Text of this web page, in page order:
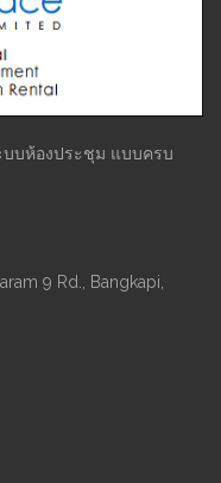
บบห้องประชุม แบบครบ
9 Rd., Bangkapi,